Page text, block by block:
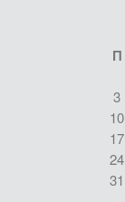
П
3
10
17
24
31